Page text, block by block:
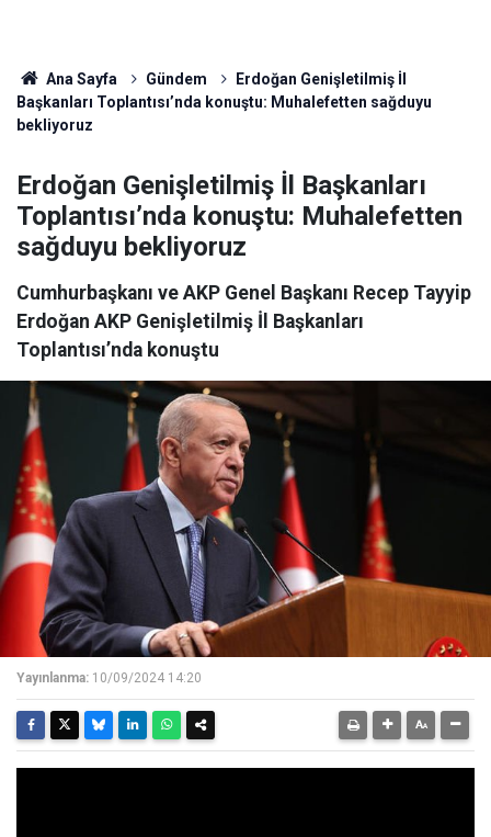
Ana Sayfa Gündem
Erdoğan Genişletilmiş İl
Başkanları Toplantısı’nda konuştu: Muhalefetten sağduyu
bekliyoruz
Erdoğan Genişletilmiş İl Başkanları
Toplantısı’nda konuştu: Muhalefetten
sağduyu bekliyoruz
Cumhurbaşkanı ve AKP Genel Başkanı Recep Tayyip
Erdoğan AKP Genişletilmiş İl Başkanları
Toplantısı’nda konuştu
Yayınlanma: 10/09/2024 14:20